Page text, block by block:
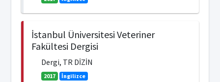
İstanbul Üniversitesi Veteriner
Fakültesi Dergisi
Dergi, TR DİZİN
2017 İngilizce